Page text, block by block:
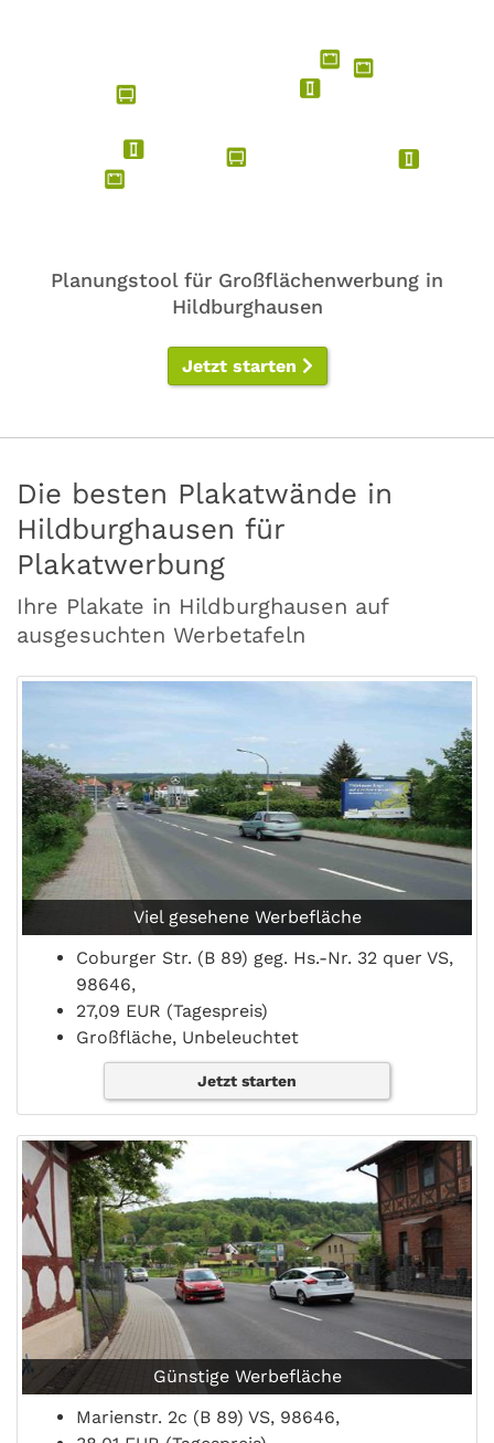
Planungstool für Großflächenwerbung in
Hildburghausen
Jetzt starten
Die besten Plakatwände in
Hildburghausen für
Plakatwerbung
Ihre Plakate in Hildburghausen auf
ausgesuchten Werbetafeln
Viel gesehene Werbefläche
Coburger Str. (B 89) geg. Hs.-Nr. 32 quer VS,
98646,
27,09 EUR (Tagespreis)
Großfläche, Unbeleuchtet
Jetzt starten
Günstige Werbefläche
Marienstr. 2c (B 89) VS, 98646,